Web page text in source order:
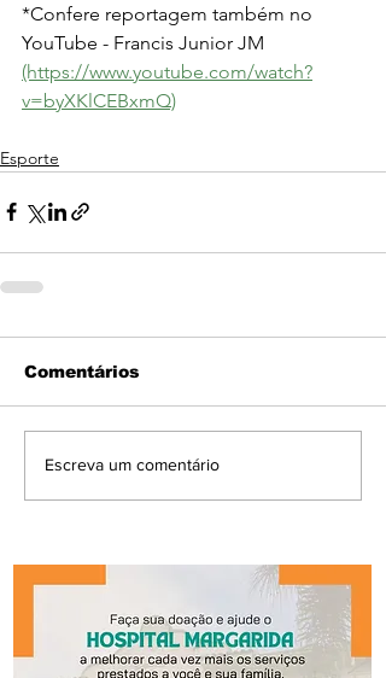
*Confere reportagem também no
YouTube - Francis Junior JM
(https://www.youtube.com/watch?
v=byXKlCEBxmQ)
Esporte
Comentários
Escreva um comentário